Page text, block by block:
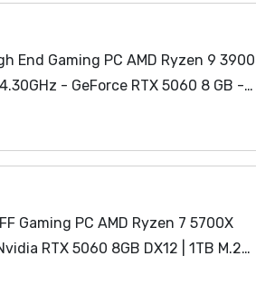
End Gaming PC AMD Ryzen 9 3900
- GeForce RTX 5060 8 GB -
Gaming PC AMD Ryzen 7 5700X
RTX 5060 8GB DX12 | 1TB M.2